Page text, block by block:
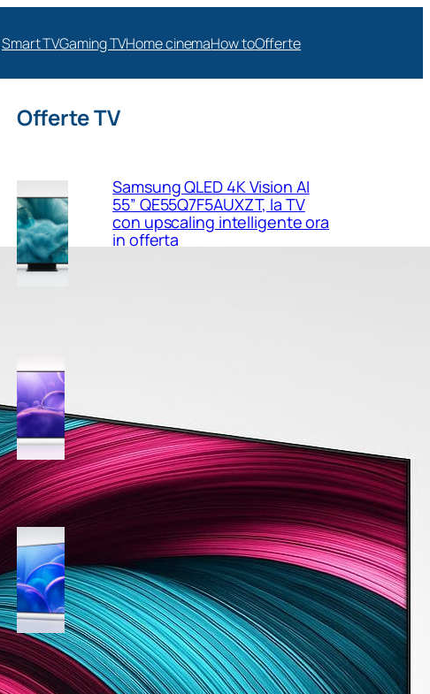
Smart TVGaming TVHome cinemaHow toOfferte
Offerte TV
Samsung QLED 4K Vision AI
55” QE55Q7F5AUXZT, la TV
con upscaling intelligente ora
in offerta
sconto su Amazon
Samsung Crystal UHD 4K 55”
UE55U7000FUXZT, smart TV
2025 perfetta per il salotto a
prezzo ribassato